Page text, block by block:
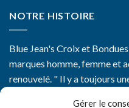
Gérer le
NOTRE HISTOIRE
Blue Jean's Croix et
marques homme, femme et
renouvelé. " Il y a toujours